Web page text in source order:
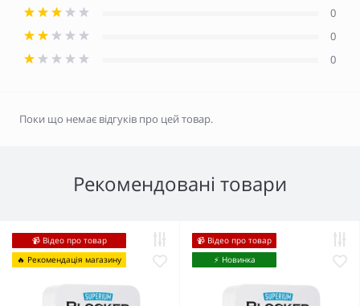
0
0
0
Поки що немає відгуків про цей товар.
Рекомендовані товари
📹 Відео про товар
🔥 Рекомендація магазину
📹 Відео про товар
⚡️ Новинка